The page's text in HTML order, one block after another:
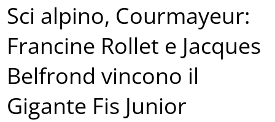
Sci alpino, Courmayeur:
Francine Rollet e Jacques
Belfrond vincono il
Gigante Fis Junior